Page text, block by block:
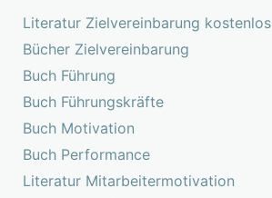
Literatur Zielvereinbarung kostenlos
Bücher Zielvereinbarung
Buch Führung
Buch Führungskräfte
Buch Motivation
Buch Performance
Literatur Mitarbeitermotivation